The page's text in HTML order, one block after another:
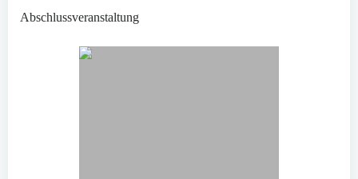
Abschlussveranstaltung